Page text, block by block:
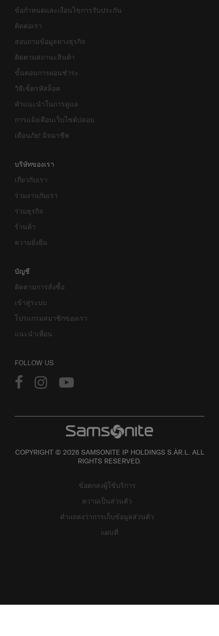
ข้อกำหนดและเงื่อนไขการรับประกัน
ติดต่อเรา
สอบถามข้อมูลทางธุรกิจ
ติดตามสถานะสินค้า
ขั้นตอนการผ่อนชำระ
วิธีเซ็ตรหัสล็อค
คำแนะนำในการดูแล
การแจ้งเตือนเว็บไซต์ปลอม
เตือนภัย! มิจฉาชีพ
บริษัทของเรา
เกี่ยวกับเรา
ร่วมงานกับเรา
ร่วมธุรกิจ
ร้านค้า
ความยั่งยืน
บัญชี
ติดตามการสั่งซื้อ
เข้าสู่ระบบ
โปรแกรมสมาชิกของเรา
แนะนำเพื่อน
FOLLOW US
COPYRIGHT © 2026 SAMSONITE IP HOLDINGS S.ÀR.L. ALL
RIGHTS RESERVED.
ข้อตกลงผู้ใช้บริการ
ความเป็นส่วนตัว
คำแถลงว่าการเก็บข้อมูลส่วนตัว
แผนที่